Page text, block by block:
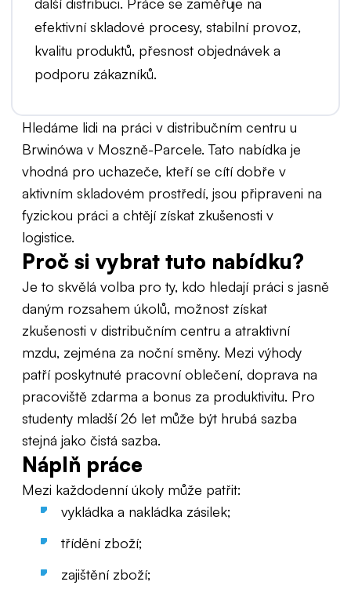
efektivní skladové procesy, stabilní provoz,
kvalitu produktů, přesnost objednávek a
podporu zákazníků.
Hledáme lidi na práci v distribučním centru u
Brwinówa v Moszně-Parcele. Tato nabídka je
vhodná pro uchazeče, kteří se cítí dobře v
aktivním skladovém prostředí, jsou připraveni na
fyzickou práci a chtějí získat zkušenosti v
logistice.
Proč si vybrat tuto nabídku?
Je to skvělá volba pro ty, kdo hledají práci s jasně
daným rozsahem úkolů, možnost získat
zkušenosti v distribučním centru a atraktivní
mzdu, zejména za noční směny. Mezi výhody
patří poskytnuté pracovní oblečení, doprava na
pracoviště zdarma a bonus za produktivitu. Pro
studenty mladší 26 let může být hrubá sazba
stejná jako čistá sazba.
Náplň práce
Mezi každodenní úkoly může patřit:
vykládka a nakládka zásilek;
třídění zboží;
zajištění zboží;